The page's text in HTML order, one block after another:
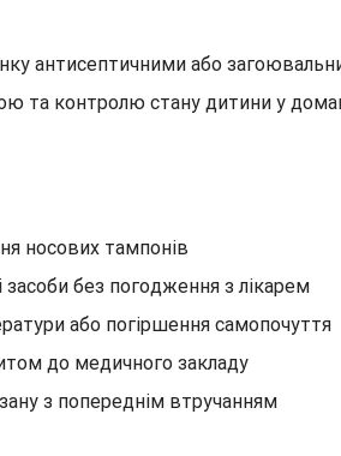
антисептичними або
та контролю стану дитини у
носових тампонів
без погодження з лікарем
або погіршення самопочуття
до медичного закладу
з попереднім втручанням